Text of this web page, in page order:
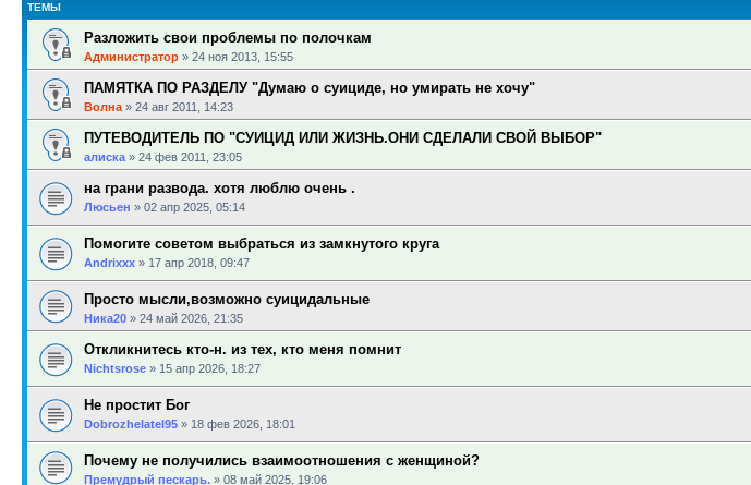
ТЕМЫ
Разложить свои проблемы по полочкам
Администратор » 24 ноя 2013, 15:55
ПАМЯТКА ПО РАЗДЕЛУ "Думаю о суициде, но умирать не хочу"
Волна » 24 авг 2011, 14:23
ПУТЕВОДИТЕЛЬ ПО "СУИЦИД ИЛИ ЖИЗНЬ.ОНИ СДЕЛАЛИ СВОЙ ВЫБОР"
алиска » 24 фев 2011, 23:05
на грани развода. хотя люблю очень .
Люсьен » 02 апр 2025, 05:14
Помогите советом выбраться из замкнутого круга
Andrixxx » 17 апр 2018, 09:47
Просто мысли,возможно суицидальные
Ника20 » 24 май 2026, 21:35
Откликнитесь кто-н. из тех, кто меня помнит
Nichtsrose » 15 апр 2026, 18:27
Не простит Бог
Dobrozhelatel95 » 18 фев 2026, 18:01
Почему не получились взаимоотношения с женщиной?
Премудрый пескарь. » 08 май 2025, 19:06